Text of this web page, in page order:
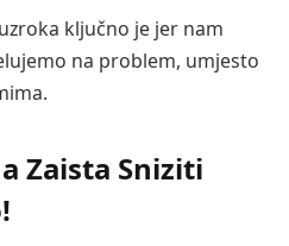
ključno je jer nam
na problem, umjesto
Zaista Sniziti